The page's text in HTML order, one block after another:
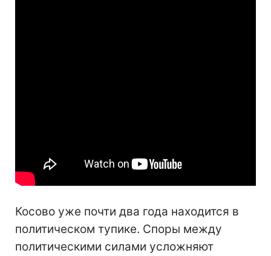
Косово уже почти два года находится в
политическом тупике. Споры между
политическими силами усложняют